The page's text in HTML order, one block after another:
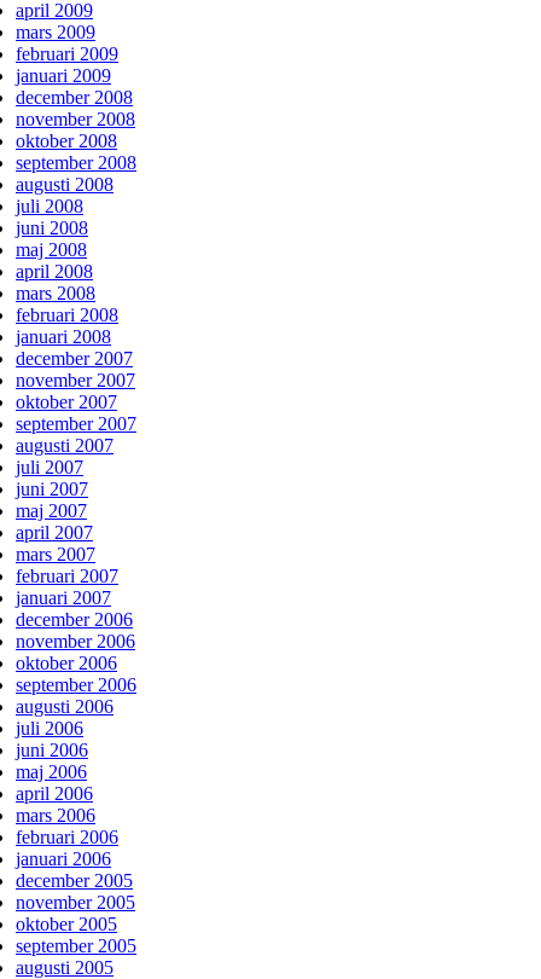
april 2009
mars 2009
februari 2009
januari 2009
december 2008
november 2008
oktober 2008
september 2008
augusti 2008
juli 2008
juni 2008
maj 2008
april 2008
mars 2008
februari 2008
januari 2008
december 2007
november 2007
oktober 2007
september 2007
augusti 2007
juli 2007
juni 2007
maj 2007
april 2007
mars 2007
februari 2007
januari 2007
december 2006
november 2006
oktober 2006
september 2006
augusti 2006
juli 2006
juni 2006
maj 2006
april 2006
mars 2006
februari 2006
januari 2006
december 2005
november 2005
oktober 2005
september 2005
augusti 2005